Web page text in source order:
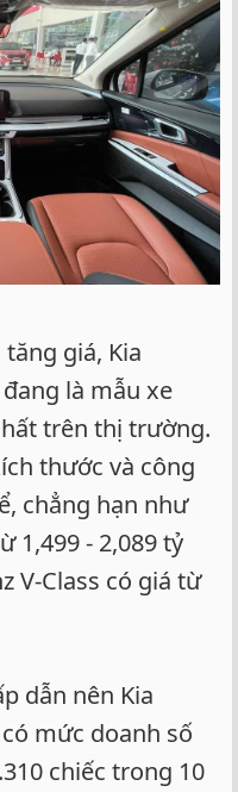
giá, Kia
là mẫu xe
trên thị trường.
thước và công
chẳng hạn như
1,499 - 2,089 tỷ
V-Class có giá từ
dẫn nên Kia
mức doanh số
chiếc trong 10